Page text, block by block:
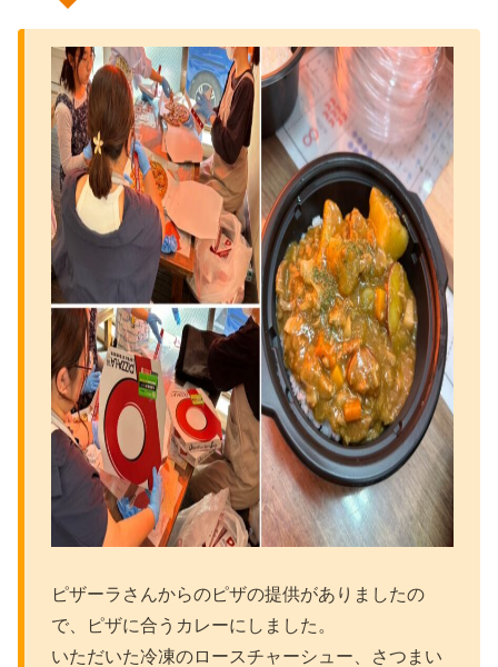
ピザーラさんからのピザの提供がありましたの
で、ピザに合うカレーにしました。
いただいた冷凍のロースチャーシュー、さつまい